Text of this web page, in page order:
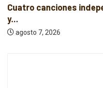
Cuatro canciones
y...
agosto 7, 2026